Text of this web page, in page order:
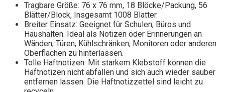
Tragbare Größe: 76 x 76 mm, 18 Blöcke/Packung, 56
Blätter/Block, Insgesamt 1008 Blätter.
Breiter Einsatz: Geeignet für Schulen, Büros und
Haushalten. Ideal als Notizen oder Erinnerungen an
Wänden, Türen, Kühlschränken, Monitoren oder anderen
Oberflächen zu hinterlassen.
Tolle Haftnotizen: Mit starkem Klebstoff können die
Haftnotizen nicht abfallen und sich auch wieder sauber
entfernen lassen. Die Haftnotizzettel sind leicht zu